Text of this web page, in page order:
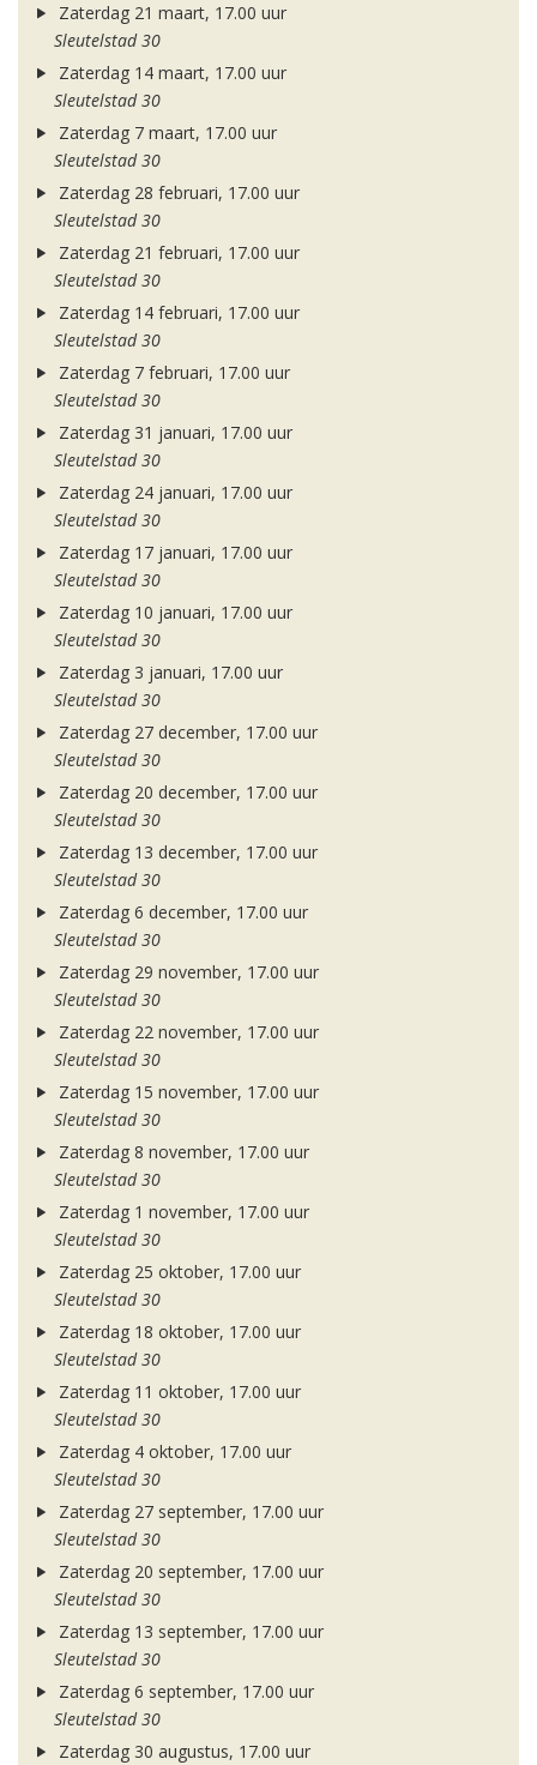
Zaterdag 21 maart, 17.00 uur
Sleutelstad 30
Zaterdag 14 maart, 17.00 uur
Sleutelstad 30
Zaterdag 7 maart, 17.00 uur
Sleutelstad 30
Zaterdag 28 februari, 17.00 uur
Sleutelstad 30
Zaterdag 21 februari, 17.00 uur
Sleutelstad 30
Zaterdag 14 februari, 17.00 uur
Sleutelstad 30
Zaterdag 7 februari, 17.00 uur
Sleutelstad 30
Zaterdag 31 januari, 17.00 uur
Sleutelstad 30
Zaterdag 24 januari, 17.00 uur
Sleutelstad 30
Zaterdag 17 januari, 17.00 uur
Sleutelstad 30
Zaterdag 10 januari, 17.00 uur
Sleutelstad 30
Zaterdag 3 januari, 17.00 uur
Sleutelstad 30
Zaterdag 27 december, 17.00 uur
Sleutelstad 30
Zaterdag 20 december, 17.00 uur
Sleutelstad 30
Zaterdag 13 december, 17.00 uur
Sleutelstad 30
Zaterdag 6 december, 17.00 uur
Sleutelstad 30
Zaterdag 29 november, 17.00 uur
Sleutelstad 30
Zaterdag 22 november, 17.00 uur
Sleutelstad 30
Zaterdag 15 november, 17.00 uur
Sleutelstad 30
Zaterdag 8 november, 17.00 uur
Sleutelstad 30
Zaterdag 1 november, 17.00 uur
Sleutelstad 30
Zaterdag 25 oktober, 17.00 uur
Sleutelstad 30
Zaterdag 18 oktober, 17.00 uur
Sleutelstad 30
Zaterdag 11 oktober, 17.00 uur
Sleutelstad 30
Zaterdag 4 oktober, 17.00 uur
Sleutelstad 30
Zaterdag 27 september, 17.00 uur
Sleutelstad 30
Zaterdag 20 september, 17.00 uur
Sleutelstad 30
Zaterdag 13 september, 17.00 uur
Sleutelstad 30
Zaterdag 6 september, 17.00 uur
Sleutelstad 30
Zaterdag 30 augustus, 17.00 uur